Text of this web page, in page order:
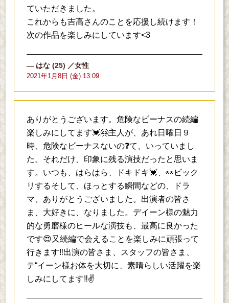
ていただきました。
これからも吉高さんのことを応援し続けます！
次の作品を楽しみにしています<3
はな(25) ／女性
2021年1月8日 (金) 13:09
ありがとうございます。危険なビーナスの続編
楽しみにしてます💓🤗主人が、あれ日曜日９
時、危険なビーナスないの❓て、いっていまし
た。それだけ、印象に残る演技だったと思いま
す。いつも、はらはら、ドキドキ💓、👀ビック
リするそして、ほっとする瞬間などの、ドラ
マ、ありがとうございました。出演者の皆さ
ま、大好きに、なりました。デイーン様の魅力
的な勇磨様のヒールな演技も、最高に良かった
です😍又続編で会えることを楽しみに頑張って
行きます‼️出演の皆さま、スタッフの皆さま、
テ“イーン様お体を大切に、素晴らしい活躍を楽
しみにしてます‼️✌️